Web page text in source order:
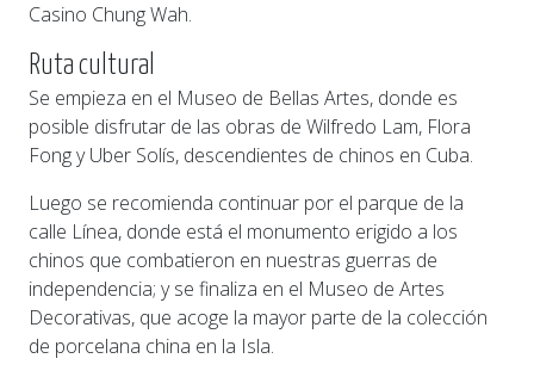
Casino Chung Wah.
Ruta cultural
Se empieza en el Museo de Bellas Artes, donde es
posible disfrutar de las obras de Wilfredo Lam, Flora
Fong y Uber Solís, descendientes de chinos en Cuba.
Luego se recomienda continuar por el parque de la
calle Línea, donde está el monumento erigido a los
chinos que combatieron en nuestras guerras de
independencia; y se finaliza en el Museo de Artes
Decorativas, que acoge la mayor parte de la colección
de porcelana china en la Isla.